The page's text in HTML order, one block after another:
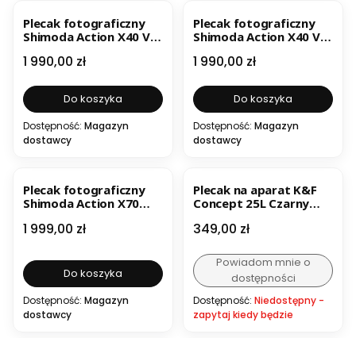
Plecak fotograficzny
Shimoda Action X40 V2
Cena
1 990,00 zł
Do koszyka
Dostępność: Magazyn
dostawcy
Plecak fotograficzny
Shimoda Action X40 V2
Cena
1 990,00 zł
Do koszyka
Dostępność: Magazyn
dostawcy
Plecak fotograficzny
Shimoda Action X70
Cena
1 999,00 zł
Do koszyka
Dostępność: Magazyn
dostawcy
Plecak na aparat K&F
Concept 25L Czarny
Cena
349,00 zł
Powiadom mnie o
dostępności
Dostępność: Niedostępny -
zapytaj kiedy będzie